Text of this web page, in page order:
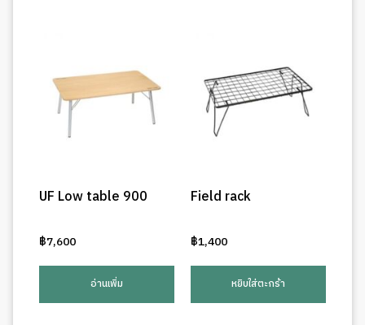
UF Low table 900
฿7,600
อ่านเพิ่ม
Field rack
฿1,400
หยิบใส่ตะกร้า